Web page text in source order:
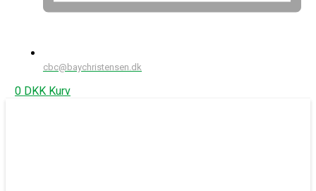
cbc@baychristensen.dk
0 DKK Kurv